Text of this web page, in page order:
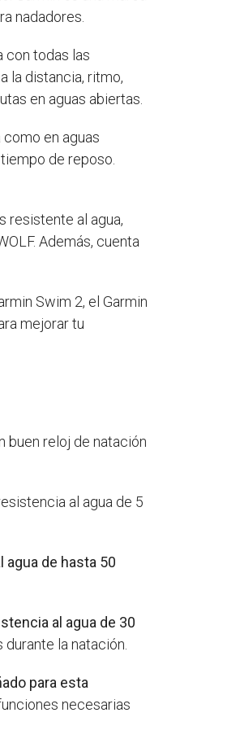
nadadores.
con todas las
la distancia, ritmo,
en aguas abiertas.
en aguas
de reposo.
resistente al agua,
Además, cuenta
Swim 2, el Garmin
mejorar tu
buen reloj de natación
al agua de 5
agua de hasta 50
al agua de 30
la natación.
para esta
necesarias